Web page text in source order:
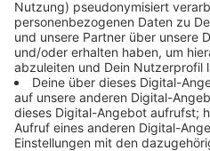
einfach fünf Dinge in die
das erzählt, was ihm als
Standardantworten, keine
sondern ganz persönliche
für"!
Anzeige